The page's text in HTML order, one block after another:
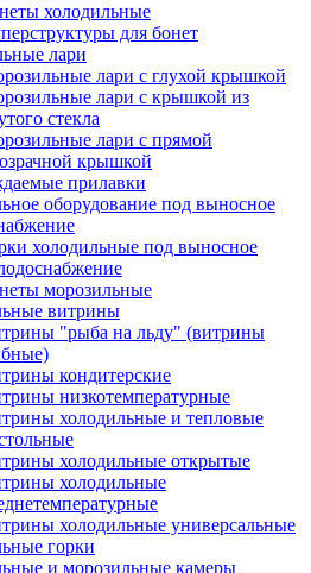
холодильные
для бонет
лари
лари с глухой крышкой
лари с крышкой из
стекла
лари с прямой
крышкой
прилавки
оборудование под выносное
холодильные под выносное
морозильные
витрины
"рыба на льду" (витрины
кондитерские
низкотемпературные
холодильные и тепловые
холодильные открытые
холодильные
холодильные универсальные
горки
и морозильные камеры